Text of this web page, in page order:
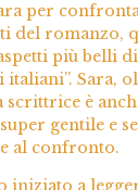
per
del romanzo,
più belli
italiani”. Sara,
scrittrice è
gentile e
al confronto.